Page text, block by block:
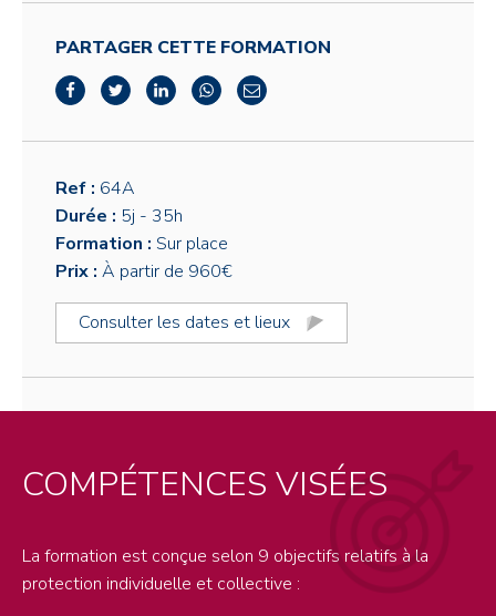
PARTAGER CETTE FORMATION
Ref : 64A
Durée : 5j - 35h
Formation : Sur place
Prix : À partir de 960€
Consulter les dates et lieux
COMPÉTENCES VISÉES
La formation est conçue selon 9 objectifs relatifs à la
protection individuelle et collective :